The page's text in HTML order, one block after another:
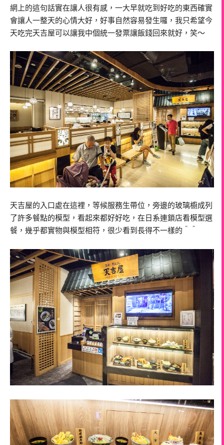
網上的這句話實在讓人很有感，一大早就吃到好吃的東西確實
會讓人一整天的心情大好，好事自然容易發生囉，我只希望今
天吃完天吉屋可以讓我中個統一發票讓飯錢回來就好，笑～
天吉屋的入口處在這裡，等候服務生帶位，旁邊的玻璃櫥成列
了許多餐點的模型，看起來都好好吃，在日系連鎖店看模型選
餐，幾乎都實物與模型相符，很少看到長得不一樣的＾＾